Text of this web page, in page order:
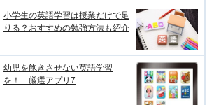
小学生の英語学習は授業だけで足
りる？おすすめの勉強方法も紹介
幼児を飽きさせない英語学習
を！ 厳選アプリ7